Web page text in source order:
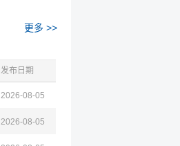
更多 >>
发布日期
2026-08-05
2026-08-05